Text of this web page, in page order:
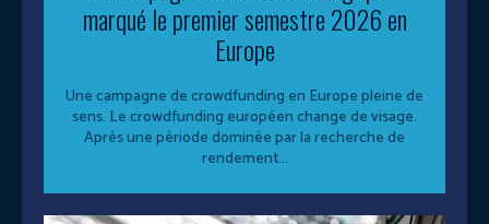
marqué le premier semestre 2026 en
Europe
Une campagne de crowdfunding en Europe pleine de
sens. Le crowdfunding européen change de visage.
Après une période dominée par la recherche de
rendement...